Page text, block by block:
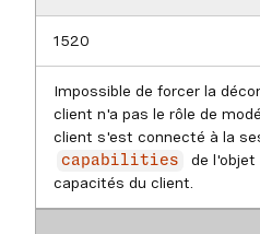
1520
Impossible de forcer la
client n'a pas le rôle de
client s'est connecté à la
capabilities
de l'objet
capacités du client.